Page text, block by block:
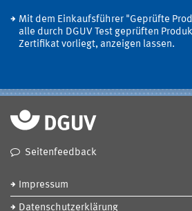
Mit dem Einkaufsführer "Geprüfte
alle durch DGUV Test geprüften
Zertifikat vorliegt, anzeigen lassen.
Seitenfeedback
Impressum
Datenschutzerklärung